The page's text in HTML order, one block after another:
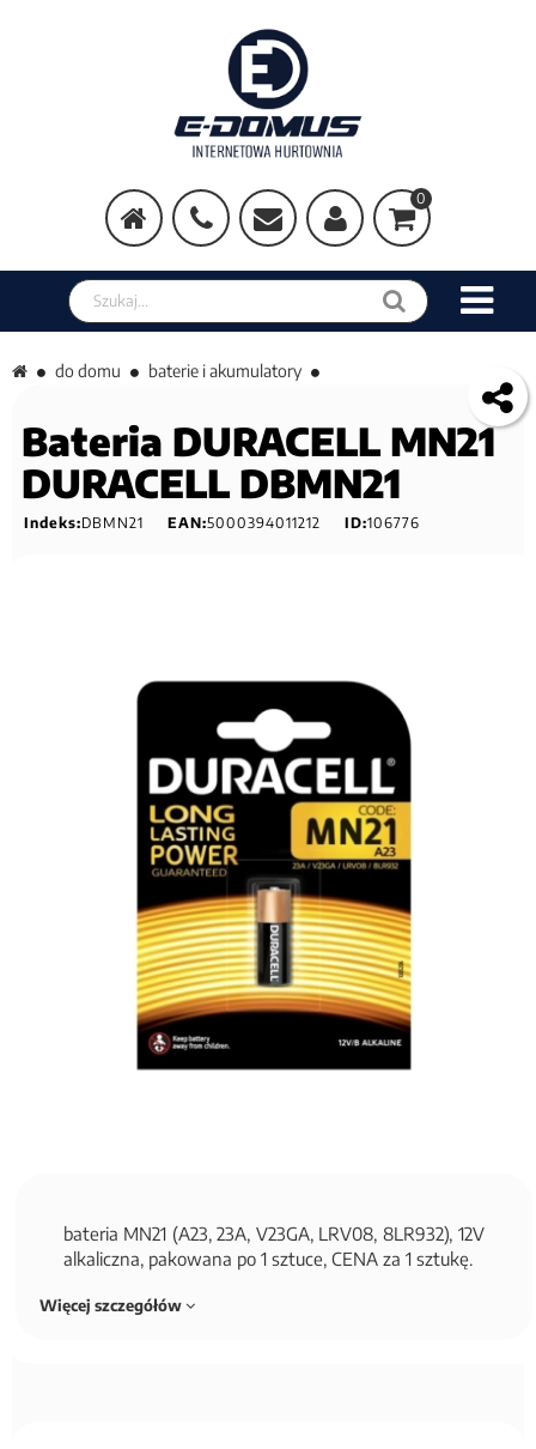
0
Szukaj w sklepie
do domu baterie i akumulatory
Bateria DURACELL MN21
DURACELL DBMN21
Indeks:DBMN21 EAN:5000394011212 ID:106776
bateria MN21 (A23, 23A, V23GA, LRV08, 8LR932), 12V
alkaliczna, pakowana po 1 sztuce, CENA za 1 sztukę.
Więcej szczegółów